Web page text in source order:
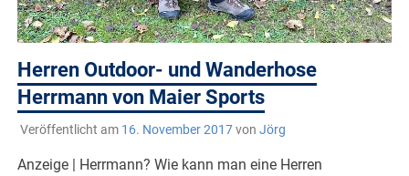
Herren Outdoor- und Wanderhose
Herrmann von Maier Sports
Veröffentlicht am 16. November 2017von Jörg
Anzeige | Herrmann? Wie kann man eine Herren